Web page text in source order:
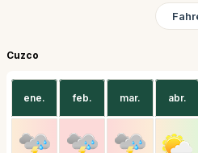
Cuzco
ene. feb. mar. abr.